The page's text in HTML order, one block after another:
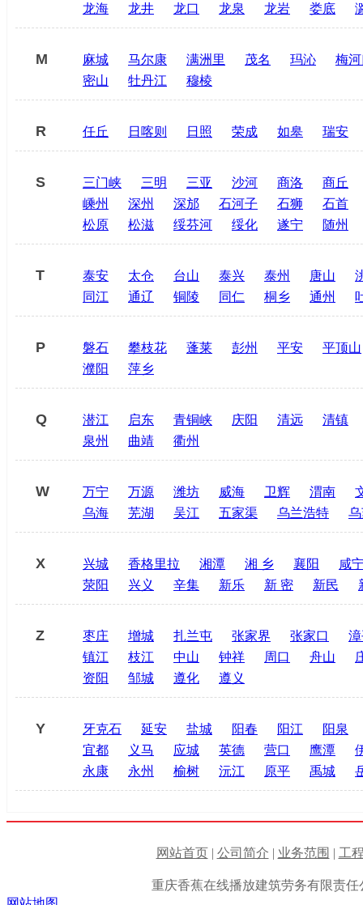
龙海
龙井 龙口 龙泉 龙岩 娄底
M 麻城 马尔康 满洲里 茂名 玛沁
梅
密山
牡丹江 穆棱
R 任丘 日喀则 日照 荣成 如皋 瑞安
S 三门峡 三明 三亚 沙河 商洛
商丘
嵊州
深州 深邡 石河子 石狮
石首
松原
松滋 绥芬河 绥化 遂宁 随州
T 泰安 太仓 台山 泰兴 泰州 唐山
同江
通辽 铜陵 同仁 桐乡 通州
P 磐石 攀枝花 蓬莱 彭州 平安
平顶山
濮阳
萍乡
Q 潜江 启东 青铜峡 庆阳 清远
清镇
泉州
曲靖 衢州
W 万宁 万源 潍坊 威海 卫辉 渭南
乌海
芜湖 吴江 五家渠 乌兰浩特
X 兴城 香格里拉 湘潭 湘 乡 襄阳
咸
荥阳
兴义 辛集 新乐 新 密 新民
Z 枣庄 增城 扎兰屯 张家界 张家口
镇江
枝江 中山 钟祥 周口 舟山
资阳
邹城 遵化 遵义
Y 牙克石 延安 盐城 阳春 阳江
阳泉
宜都
义马 应城 英德 营口 鹰潭
永康
永州 榆树 沅江 原平 禹城
网站首页| 公司简介 | 业务范围 | 工
重庆香蕉在线播放建筑劳务有限责